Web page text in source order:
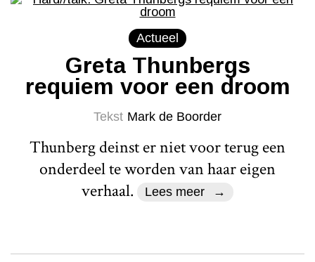
Actueel
Greta Thunbergs
requiem voor een droom
Tekst Mark de Boorder
Thunberg deinst er niet voor terug een
onderdeel te worden van haar eigen
verhaal.
Lees meer